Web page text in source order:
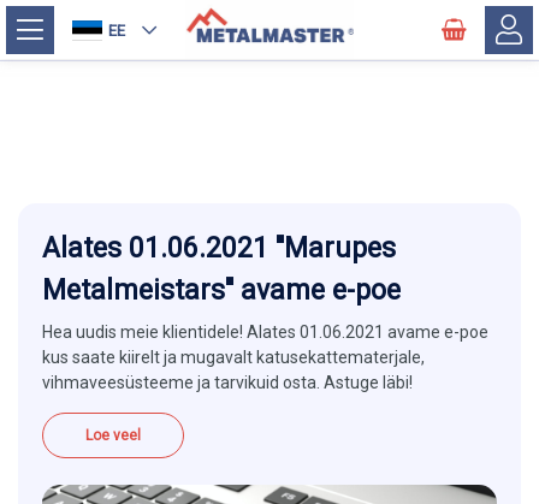
EE
Alates 01.06.2021 ''Marupes
Metalmeistars'' avame e-poe
Hea uudis meie klientidele! Alates 01.06.2021 avame e-poe
kus saate kiirelt ja mugavalt katusekattematerjale,
vihmaveesüsteeme ja tarvikuid osta. Astuge läbi!
Loe veel